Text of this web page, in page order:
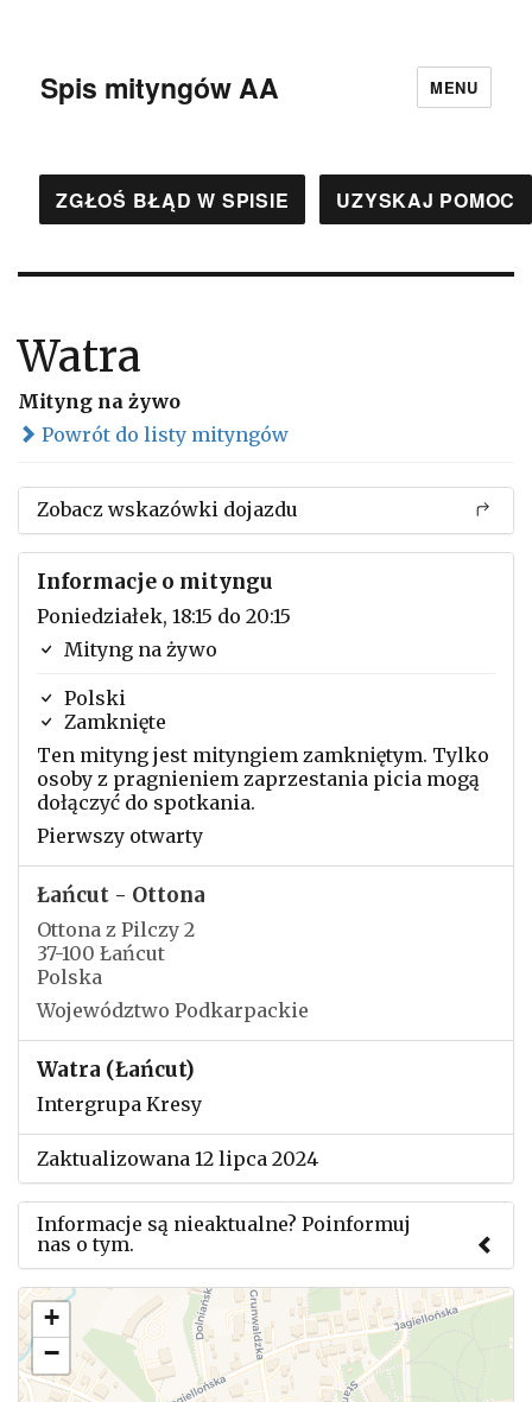
Spis mityngów AA MENU
ZGŁOŚ BŁĄD W SPISIE UZYSKAJ POMOC
Watra
Mityng na żywo
Powrót do listy mityngów
Zobacz wskazówki dojazdu
Informacje o mityngu
Poniedziałek, 18:15 do 20:15
Mityng na żywo
Polski
Zamknięte
Ten mityng jest mityngiem zamkniętym. Tylko
osoby z pragnieniem zaprzestania picia mogą
dołączyć do spotkania.
Pierwszy otwarty
Łańcut - Ottona
Ottona z Pilczy 2
37-100 Łańcut
Polska
Województwo Podkarpackie
Watra (Łańcut)
Intergrupa Kresy
Zaktualizowana 12 lipca 2024
Informacje są nieaktualne? Poinformuj
nas o tym.
Użyj tego formularza aby przesłać informację o
zmianach w powyższym mityngu.
+
−